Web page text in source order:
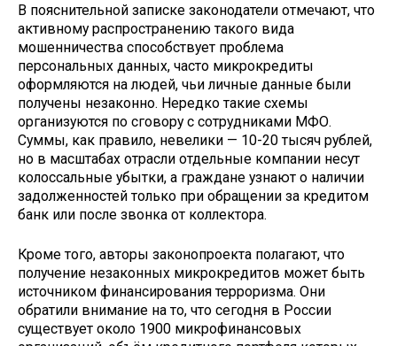
В пояснительной записке законодатели отмечают, что
активному распространению такого вида
мошенничества способствует проблема
персональных данных, часто микрокредиты
оформляются на людей, чьи личные данные были
получены незаконно. Нередко такие схемы
организуются по сговору с сотрудниками МФО.
Суммы, как правило, невелики — 10-20 тысяч рублей,
но в масштабах отрасли отдельные компании несут
колоссальные убытки, а граждане узнают о наличии
задолженностей только при обращении за кредитом
банк или после звонка от коллектора.
Кроме того, авторы законопроекта полагают, что
получение незаконных микрокредитов может быть
источником финансирования терроризма. Они
обратили внимание на то, что сегодня в России
существует около 1900 микрофинансовых